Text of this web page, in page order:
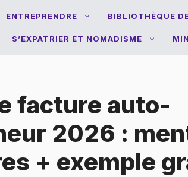
ENTREPRENDRE BIBLIOTHÈQUE
S’EXPATRIER ET NOMADISME
facture auto-
2026 :
+ exemple